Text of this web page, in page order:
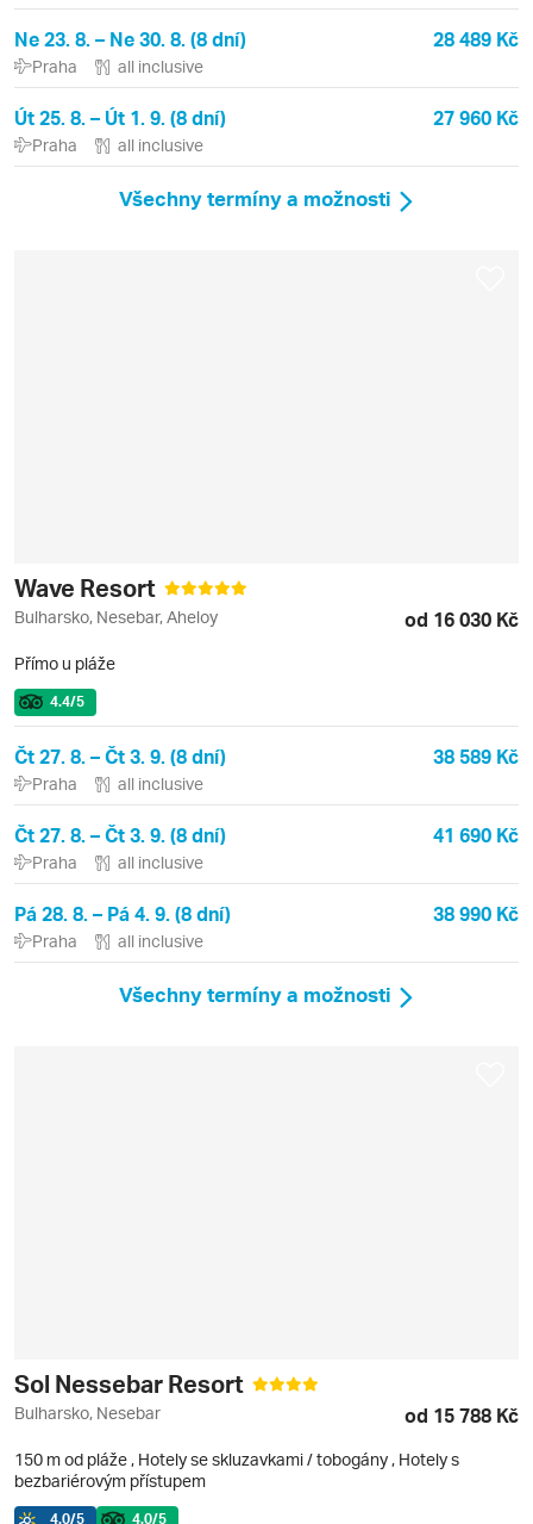
Ne 23. 8. – Ne 30. 8. (8 dní) 28 489 Kč
Praha all inclusive
Út 25. 8. – Út 1. 9. (8 dní) 27 960 Kč
Praha all inclusive
Všechny termíny a možnosti
Wave Resort
Bulharsko, Nesebar, Aheloy od 16 030 Kč
Přímo u pláže
4.4/5
Čt 27. 8. – Čt 3. 9. (8 dní) 38 589 Kč
Praha all inclusive
Čt 27. 8. – Čt 3. 9. (8 dní) 41 690 Kč
Praha all inclusive
Pá 28. 8. – Pá 4. 9. (8 dní) 38 990 Kč
Praha all inclusive
Všechny termíny a možnosti
Sol Nessebar Resort
Bulharsko, Nesebar od 15 788 Kč
150 m od pláže , Hotely se skluzavkami / tobogány , Hotely s
bezbariérovým přístupem
4.0/5 4.0/5